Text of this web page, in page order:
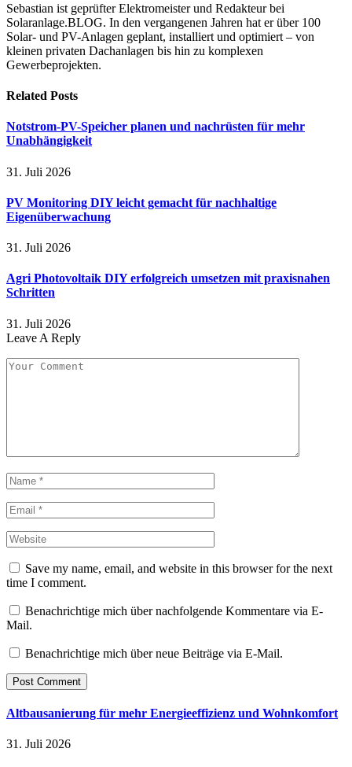
Sebastian ist geprüfter Elektromeister und Redakteur bei
Solaranlage.BLOG. In den vergangenen Jahren hat er über 100
Solar- und PV-Anlagen geplant, installiert und optimiert – von
kleinen privaten Dachanlagen bis hin zu komplexen
Gewerbeprojekten.
Related Posts
Notstrom-PV-Speicher planen und nachrüsten für mehr
Unabhängigkeit
31. Juli 2026
PV Monitoring DIY leicht gemacht für nachhaltige
Eigenüberwachung
31. Juli 2026
Agri Photovoltaik DIY erfolgreich umsetzen mit praxisnahen
Schritten
31. Juli 2026
Leave A Reply
Save my name, email, and website in this browser for the next
time I comment.
Benachrichtige mich über nachfolgende Kommentare via E-
Mail.
Benachrichtige mich über neue Beiträge via E-Mail.
Altbausanierung für mehr Energieeffizienz und Wohnkomfort
31. Juli 2026